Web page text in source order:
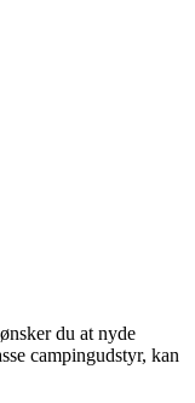
du at nyde
campingudstyr, kan